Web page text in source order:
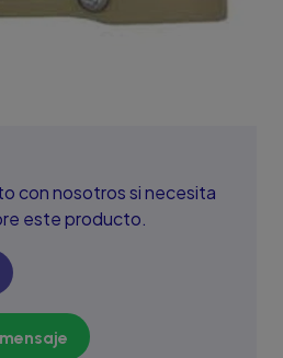
con nosotros si necesita
este producto.